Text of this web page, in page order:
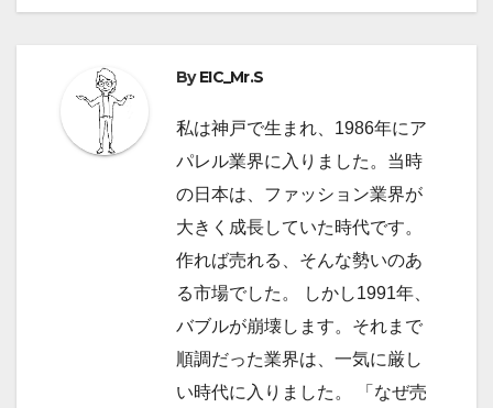
ByEIC_Mr.S
私は神戸で生まれ、1986年にア
パレル業界に入りました。当時
の日本は、ファッション業界が
大きく成長していた時代です。
作れば売れる、そんな勢いのあ
る市場でした。 しかし1991年、
バブルが崩壊します。それまで
順調だった業界は、一気に厳し
い時代に入りました。 「なぜ売